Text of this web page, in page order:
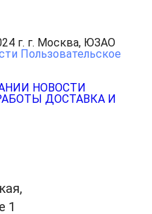
г. г. Москва, ЮЗАО
Пользовательское
НОВОСТИ
ДОСТАВКА И
1